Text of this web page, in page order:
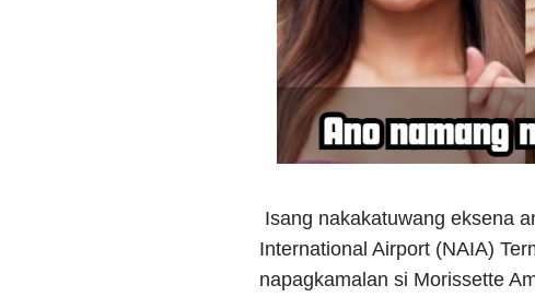
Isang nakakatuwang eksena
International Airport (NAIA)
napagkamalan si Morissette